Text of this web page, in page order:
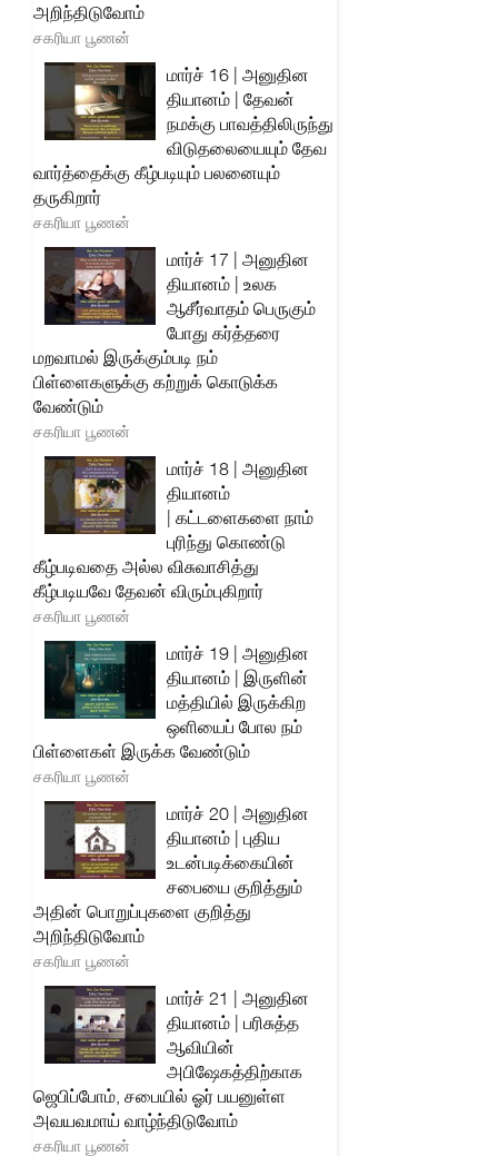
அறிந்திடுவோம்
சகரியா பூணன்
மார்ச் 16 | அனுதின
தியானம் | தேவன்
நமக்கு பாவத்திலிருந்து
விடுதலையையும் தேவ
வார்த்தைக்கு கீழ்படியும் பலனையும்
தருகிறார்
சகரியா பூணன்
மார்ச் 17 | அனுதின
தியானம் | உலக
ஆசீர்வாதம் பெருகும்
போது கர்த்தரை
மறவாமல் இருக்கும்படி நம்
பிள்ளைகளுக்கு கற்றுக் கொடுக்க
வேண்டும்
சகரியா பூணன்
மார்ச் 18 | அனுதின
தியானம்
| கட்டளைகளை நாம்
புரிந்து கொண்டு
கீழ்படிவதை அல்ல விசுவாசித்து
கீழ்படியவே தேவன் விரும்புகிறார்
சகரியா பூணன்
மார்ச் 19 | அனுதின
தியானம் | இருளின்
மத்தியில் இருக்கிற
ஒளியைப் போல நம்
பிள்ளைகள் இருக்க வேண்டும்
சகரியா பூணன்
மார்ச் 20 | அனுதின
தியானம் | புதிய
உடன்படிக்கையின்
சபையை குறித்தும்
அதின் பொறுப்புகளை குறித்து
அறிந்திடுவோம்
சகரியா பூணன்
மார்ச் 21 | அனுதின
தியானம் | பரிசுத்த
ஆவியின்
அபிஷேகத்திற்காக
ஜெபிப்போம், சபையில் ஓர் பயனுள்ள
அவயவமாய் வாழ்ந்திடுவோம்
சகரியா பூணன்